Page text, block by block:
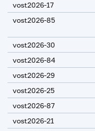
vost2026-17
vost2026-85
vost2026-30
vost2026-84
vost2026-29
vost2026-25
vost2026-87
vost2026-21